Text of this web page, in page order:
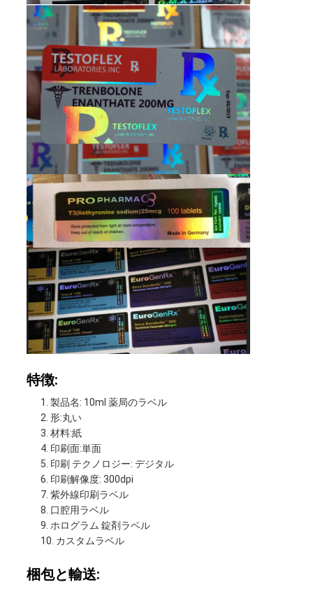
PRIVACY
POLICY
特徴:
製品名: 10ml 薬局のラベル
形:丸い
材料:紙
印刷面:単面
印刷 テクノロジー: デジタル
印刷解像度: 300dpi
紫外線印刷ラベル
口腔用ラベル
ホログラム 錠剤ラベル
カスタムラベル
梱包と輸送: